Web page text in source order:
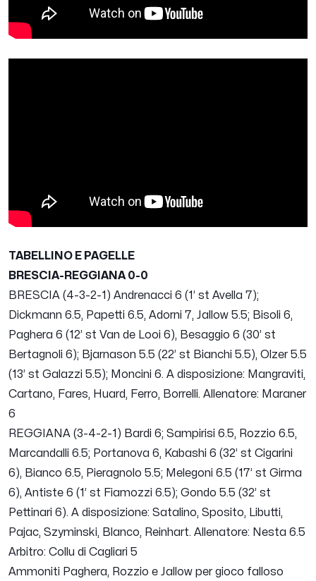
TABELLINO E PAGELLE
BRESCIA-REGGIANA 0-0
BRESCIA (4-3-2-1) Andrenacci 6 (1’ st Avella 7);
Dickmann 6.5, Papetti 6.5, Adorni 7, Jallow 5.5; Bisoli 6,
Paghera 6 (12’ st Van de Looi 6), Besaggio 6 (30’ st
Bertagnoli 6); Bjarnason 5.5 (22’ st Bianchi 5.5), Olzer 5.5
(13’ st Galazzi 5.5); Moncini 6. A disposizione: Mangraviti,
Cartano, Fares, Huard, Ferro, Borrelli. Allenatore: Maraner
6
REGGIANA (3-4-2-1) Bardi 6; Sampirisi 6.5, Rozzio 6.5,
Marcandalli 6.5; Portanova 6, Kabashi 6 (32’ st Cigarini
6), Bianco 6.5, Pieragnolo 5.5; Melegoni 6.5 (17’ st Girma
6), Antiste 6 (1’ st Fiamozzi 6.5); Gondo 5.5 (32’ st
Pettinari 6). A disposizione: Satalino, Sposito, Libutti,
Pajac, Szyminski, Blanco, Reinhart. Allenatore: Nesta 6.5
Arbitro: Collu di Cagliari 5
Ammoniti Paghera, Rozzio e Jallow per gioco falloso